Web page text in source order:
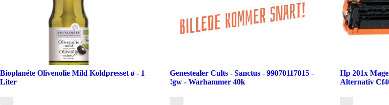
Bioplanéte Olivenolie Mild Koldpresset ø - 1
Liter
Genestealer Cults - Sanctus - 99070117015 -
!gw - Warhammer 40k
Hp 201x
Alternativ